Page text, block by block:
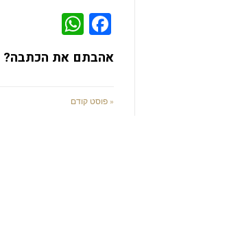
Facebook
אהבתם את הכתבה?
« פוסט קודם